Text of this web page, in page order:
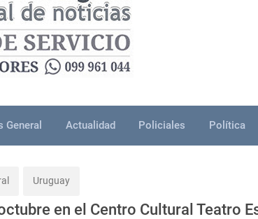
General Actualidad Policiales Política
Uruguay
en el Centro Cultural Teatro